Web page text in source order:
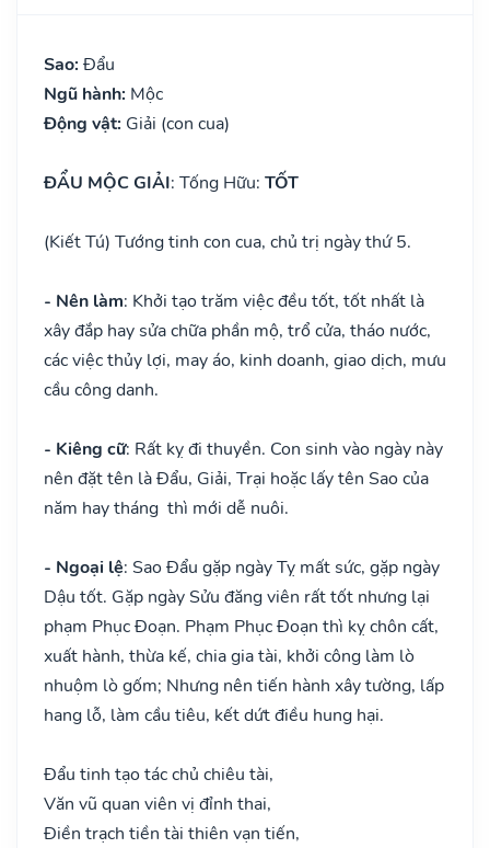
Sao: Đẩu
Ngũ hành: Mộc
Động vật: Giải (con cua)
ĐẨU MỘC GIẢI: Tống Hữu: TỐT
(Kiết Tú) Tướng tinh con cua, chủ trị ngày thứ 5.
- Nên làm: Khởi tạo trăm việc đều tốt, tốt nhất là
xây đắp hay sửa chữa phần mộ, trổ cửa, tháo nước,
các việc thủy lợi, may áo, kinh doanh, giao dịch, mưu
cầu công danh.
- Kiêng cữ: Rất kỵ đi thuyền. Con sinh vào ngày này
nên đặt tên là Đẩu, Giải, Trại hoặc lấy tên Sao của
năm hay tháng thì mới dễ nuôi.
- Ngoại lệ: Sao Đẩu gặp ngày Tỵ mất sức, gặp ngày
Dậu tốt. Gặp ngày Sửu đăng viên rất tốt nhưng lại
phạm Phục Đoạn. Phạm Phục Đoạn thì kỵ chôn cất,
xuất hành, thừa kế, chia gia tài, khởi công làm lò
nhuộm lò gốm; Nhưng nên tiến hành xây tường, lấp
hang lỗ, làm cầu tiêu, kết dứt điều hung hại.
Đẩu tinh tạo tác chủ chiêu tài,
Văn vũ quan viên vị đỉnh thai,
Điền trạch tiền tài thiên vạn tiến,